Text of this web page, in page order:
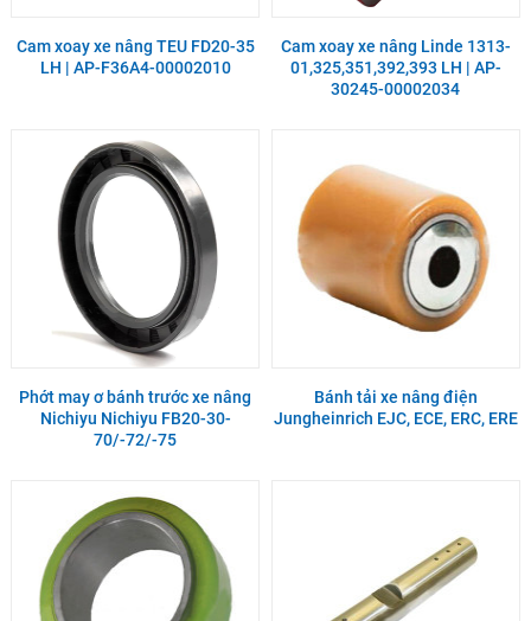
Cam xoay xe nâng TEU FD20-35
LH | AP-F36A4-00002010
Cam xoay xe nâng Linde 1313-
01,325,351,392,393 LH | AP-
30245-00002034
Phớt may ơ bánh trước xe nâng
Nichiyu Nichiyu FB20-30-
70/-72/-75
Bánh tải xe nâng điện
Jungheinrich EJC, ECE, ERC, ERE